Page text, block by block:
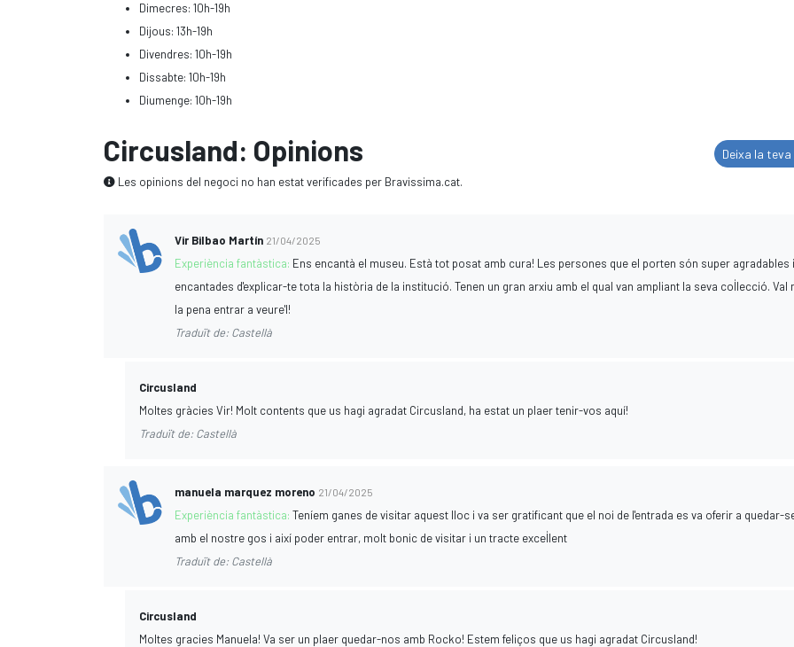
Dimecres: 10h-19h
Dijous: 13h-19h
Divendres: 10h-19h
Dissabte: 10h-19h
Diumenge: 10h-19h
Circusland: Opinions
Les opinions del negoci no han estat verificades per Bravissima.cat.
Deixa la
Vir Bilbao Martín 21/04/2025
Experiència fantàstica: Ens encantà el museu. Està tot posat amb cura! Les persones que el porten són super agradables
encantades d'explicar-te tota la història de la institució. Tenen un gran arxiu amb el qual van ampliant la seva col·lecció. Val
la pena entrar a veure'l!
Traduït de: Castellà
Circusland
Moltes gràcies Vir! Molt contents que us hagi agradat Circusland, ha estat un plaer tenir-vos aquí!
Traduït de: Castellà
manuela marquez moreno 21/04/2025
Experiència fantàstica:Teníem ganes de visitar aquest lloc i va ser gratificant que el noi de l'entrada es va oferir a quedar-
amb el nostre gos i així poder entrar, molt bonic de visitar i un tracte excel·lent
Traduït de: Castellà
Circusland
Moltes gracies Manuela! Va ser un plaer quedar-nos amb Rocko! Estem feliços que us hagi agradat Circusland!